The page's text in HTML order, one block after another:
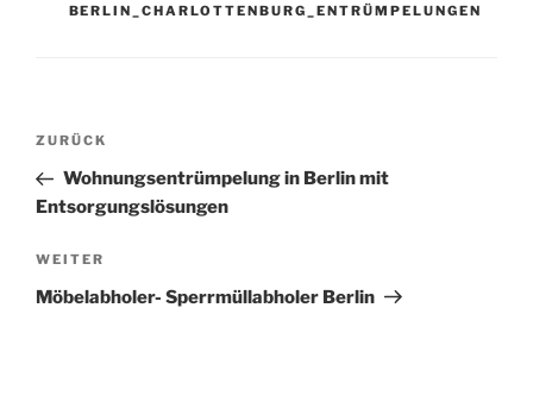
BERLIN_CHARLOTTENBURG_ENTRÜMPELUNGEN
Beitragsnavigation
Vorheriger
Beitrag
ZURÜCK
Wohnungsentrümpelung in Berlin mit
Entsorgungslösungen
Nächster
Beitrag
WEITER
Möbelabholer- Sperrmüllabholer Berlin